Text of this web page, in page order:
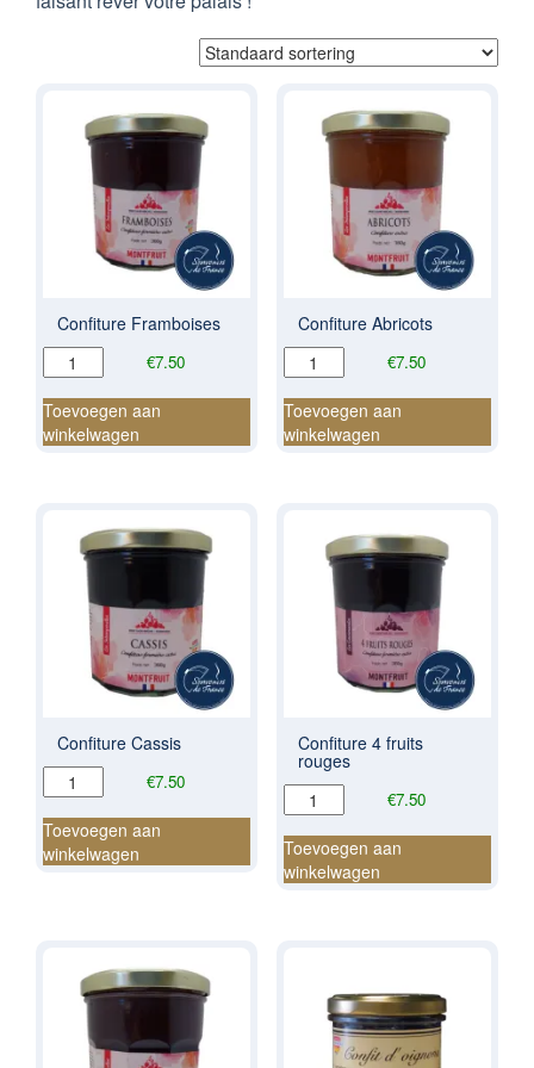
Confiture Framboises
€7.50
Confiture
Framboises
aantal
Toevoegen aan
winkelwagen
Confiture Abricots
€7.50
Confiture
Abricots
aantal
Toevoegen aan
winkelwagen
Confiture Cassis
€7.50
Confiture
Cassis
aantal
Toevoegen aan
winkelwagen
Confiture 4 fruits
rouges
€7.50
Confiture
4
fruits
rouges
aantal
Toevoegen aan
winkelwagen